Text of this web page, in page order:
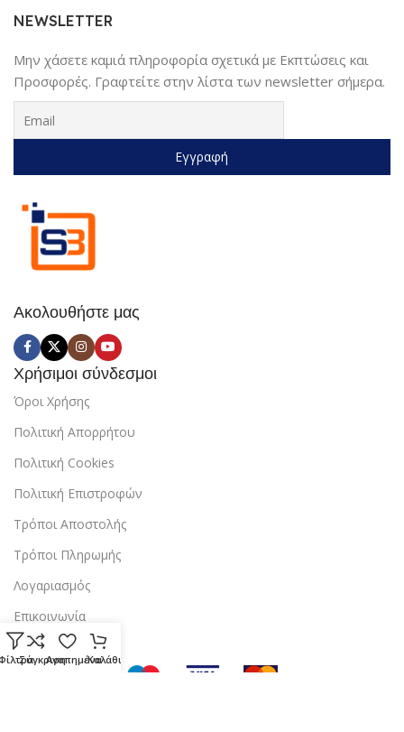
Ακολουθήστε μας
Χρήσιμοι σύνδεσμοι
Όροι Χρήσης
Πολιτική Απορρήτου
Πολιτική Cookies
Πολιτική Επιστροφών
Τρόποι Αποστολής
Τρόποι Πληρωμής
Λογαριασμός
Επικοινωνία
NEWSLETTER
Μην χάσετε καμιά πληροφορία σχετικά με Εκπτώσεις και
Προσφορές. Γραφτείτε στην λίστα των newsletter σήμερα.
ΣύγκρισηΑγαπημέναΚαλάθι